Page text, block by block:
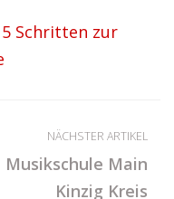
Schritten zur
NÄCHSTER ARTIKEL
Musikschule Main
Kinzig Kreis